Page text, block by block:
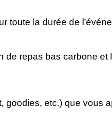
toute la durée de
de repas bas carbone
goodies, etc.) que vous